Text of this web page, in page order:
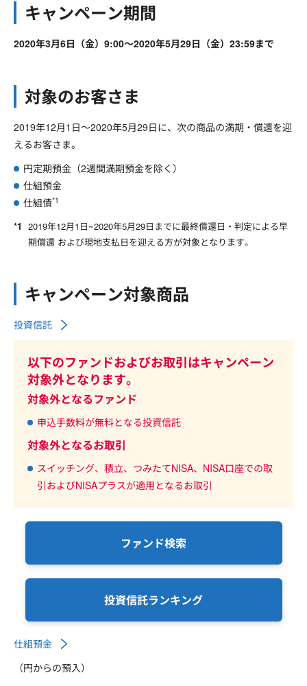
キャンペーン期間
2020年3月6日（金）9:00～2020年5月29日（金）23:59まで
対象のお客さま
2019年12月1日～2020年5月29日に、次の商品の満期・償還を迎
えるお客さま。
円定期預金（2週間満期預金を除く）
仕組預金
仕組債*1
2019年12月1日~2020年5月29日までに最終償還日・判定による早
期償還 および現地支払日を迎える方が対象となります。
キャンペーン対象商品
投資信託
以下のファンドおよびお取引はキャンペーン
対象外となります。
対象外となるファンド
申込手数料が無料となる投資信託
対象外となるお取引
スイッチング、積立、つみたてNISA、NISA口座での取
引およびNISAプラスが適用となるお取引
ファンド検索
投資信託ランキング
仕組預金
（円からの預入）